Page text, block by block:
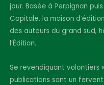
jour. Basée à Perpignan
Capitale, la maison
des auteurs du grand sud,
l’Édition.
Se revendiquant volontiers
publications sont un